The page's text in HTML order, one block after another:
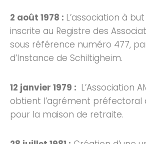
2 août 1978 : L’association à
inscrite au Registre des
sous référence numéro 477,
d’Instance de Schiltigheim.
12 janvier 1979 : L’Association
obtient l’agrément préfectoral
pour la maison de retraite.